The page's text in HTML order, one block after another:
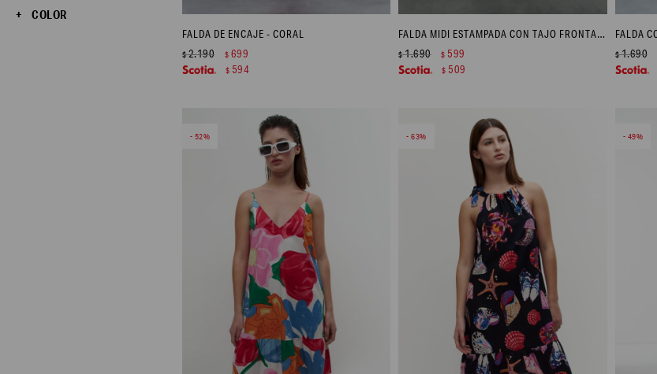
FALDA DE ENCAJE - CORAL
$2.190 $ 699
$ 594
FALDA MIDI ESTAMPADA CON TAJO FRONTAL - MULTICOLOR
$1.690 $ 599
$ 509
$1.690
52 63 49
COLOR